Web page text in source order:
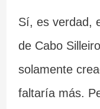
Sí, es verdad,
de Cabo
solamente
faltaría más.